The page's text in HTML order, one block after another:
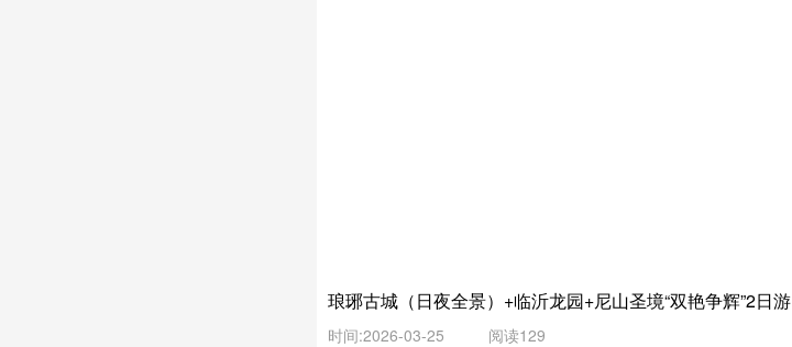
琅琊古城（日夜全景）+临沂龙园+尼山圣境“双艳争辉”2日游
时间:2026-03-25 阅读129